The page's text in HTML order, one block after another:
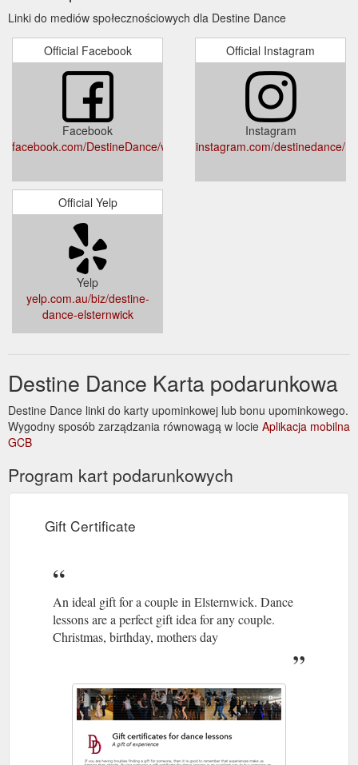
Linki do mediów społecznościowych dla Destine Dance
Official Facebook
Facebook
facebook.com/DestineDance/videos/
Official Instagram
Instagram
instagram.com/destinedance/
Official Yelp
Yelp
yelp.com.au/biz/destine-
dance-elsternwick
Destine Dance Karta podarunkowa
Destine Dance linki do karty upominkowej lub bonu upominkowego.
Wygodny sposób zarządzania równowagą w locie Aplikacja mobilna
GCB
Program kart podarunkowych
Gift Certificate
An ideal gift for a couple in Elsternwick. Dance
lessons are a perfect gift idea for any couple.
Christmas, birthday, mothers day